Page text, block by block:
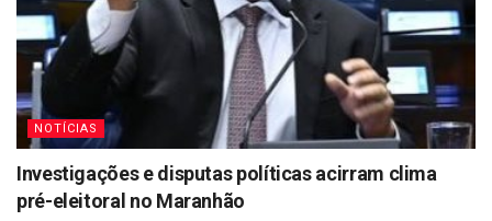
NOTÍCIAS
Investigações e disputas políticas acirram clima
pré-eleitoral no Maranhão